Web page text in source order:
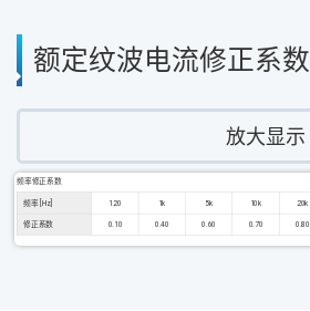
额定纹波电流修正系数
放大显示
频率修正系数
频率 [Hz] 120 1k 5k 10k 20k
修正系数 0.10 0.40 0.60 0.70 0.80